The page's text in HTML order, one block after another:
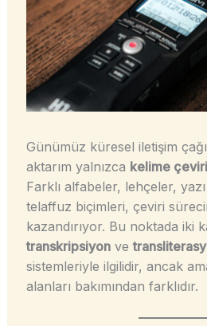
Günümüz küresel iletişim
aktarım yalnızca kelime
Farklı alfabeler, lehçeler,
telaffuz biçimleri, çeviri
kazandırıyor. Bu noktada iki
transkripsiyonve
sistemleriyle ilgilidir, ancak
alanları bakımından farklıdır.